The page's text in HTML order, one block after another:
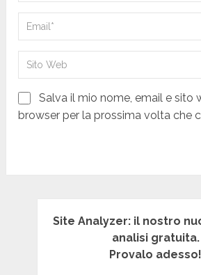
Salva il mio nome, email e sito
browser per la prossima volta che
Site Analyzer: il nostro
analisi gratuita.
Provalo adesso!